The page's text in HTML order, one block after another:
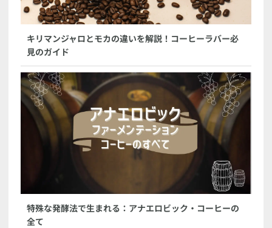
キリマンジャロとモカの違いを解説！コーヒーラバー必
見のガイド
特殊な発酵法で生まれる：アナエロビック・コーヒーの
全て